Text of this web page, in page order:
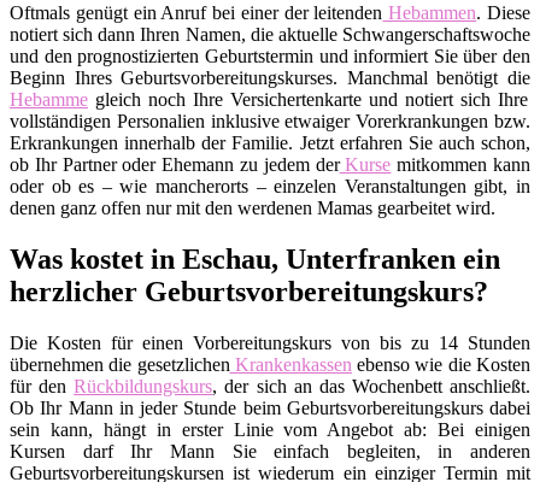
Oftmals genügt ein Anruf bei einer der leitenden Hebammen. Diese
notiert sich dann Ihren Namen, die aktuelle Schwangerschaftswoche
und den prognostizierten Geburtstermin und informiert Sie über den
Beginn Ihres Geburtsvorbereitungskurses. Manchmal benötigt die
Hebamme gleich noch Ihre Versichertenkarte und notiert sich Ihre
vollständigen Personalien inklusive etwaiger Vorerkrankungen bzw.
Erkrankungen innerhalb der Familie. Jetzt erfahren Sie auch schon,
ob Ihr Partner oder Ehemann zu jedem derKurse mitkommen kann
oder ob es – wie mancherorts – einzelen Veranstaltungen gibt, in
denen ganz offen nur mit den werdenen Mamas gearbeitet wird.
Was kostet in Eschau, Unterfranken ein
herzlicher Geburtsvorbereitungskurs?
Die Kosten für einen Vorbereitungskurs von bis zu 14 Stunden
übernehmen die gesetzlichen Krankenkassen ebenso wie die Kosten
für denRückbildungskurs, der sich an das Wochenbett anschließt.
Ob Ihr Mann in jeder Stunde beim Geburtsvorbereitungskurs dabei
sein kann, hängt in erster Linie vom Angebot ab: Bei einigen
Kursen darf Ihr Mann Sie einfach begleiten, in anderen
Geburtsvorbereitungskursen ist wiederum ein einziger Termin mit